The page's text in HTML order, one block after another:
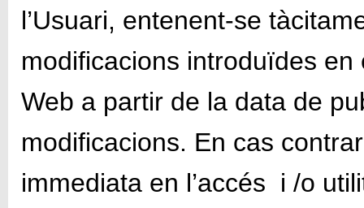
l’Usuari, entenent-se
modificacions introduïdes
Web a partir de la data de
modificacions. En cas
immediata en l’accés i /o